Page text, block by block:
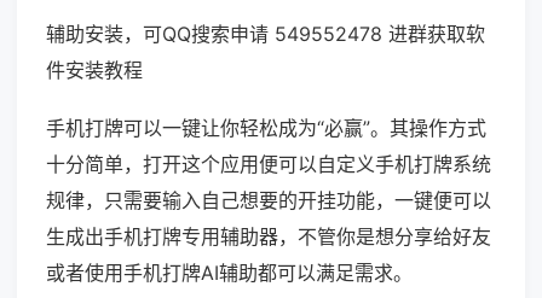
辅助安装，可QQ搜索申请 549552478 进群获取软
件安装教程
手机打牌可以一键让你轻松成为“必赢”。其操作方式
十分简单，打开这个应用便可以自定义手机打牌系统
规律，只需要输入自己想要的开挂功能，一键便可以
生成出手机打牌专用辅助器，不管你是想分享给好友
或者使用手机打牌AI辅助都可以满足需求。